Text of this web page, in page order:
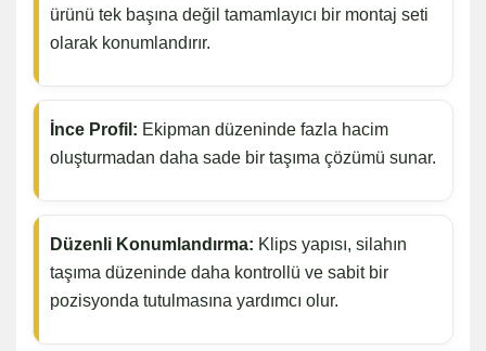
ürünü tek başına değil tamamlayıcı bir montaj seti
olarak konumlandırır.
İnce Profil: Ekipman düzeninde fazla hacim
oluşturmadan daha sade bir taşıma çözümü sunar.
Düzenli Konumlandırma: Klips yapısı, silahın
taşıma düzeninde daha kontrollü ve sabit bir
pozisyonda tutulmasına yardımcı olur.